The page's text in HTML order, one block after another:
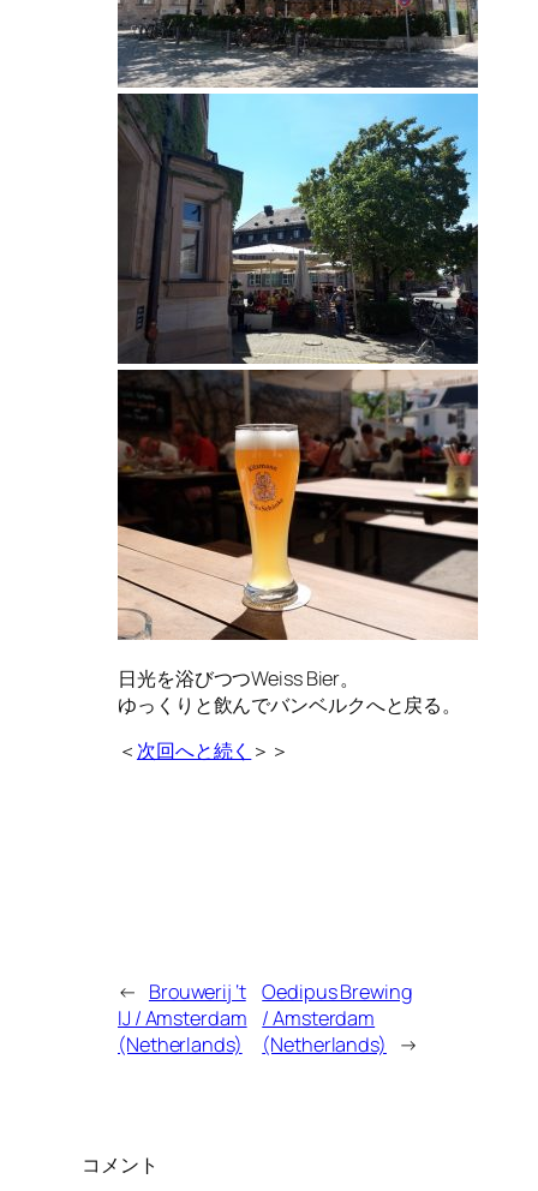
日光を浴びつつWeiss Bier。
ゆっくりと飲んでバンベルクへと戻る。
＜ 次回へと続く ＞＞
← Brouwerij ‘t
IJ / Amsterdam
(Netherlands)
Oedipus Brewing
/ Amsterdam
(Netherlands)
→
コメント